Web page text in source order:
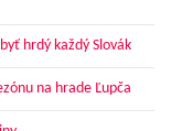
hrdý každý Slovák
na hrade Ľupča